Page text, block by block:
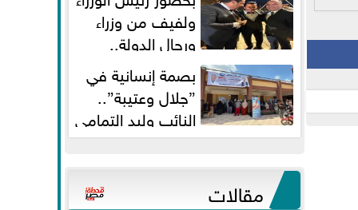
ولفيف من وزراء
ورجال الدولة..
النائبان وليد التمامي ومحمد...
بصمة إنسانية في
”جلال وعتيبة”..
النائب وليد التمامي
والبروفيسور جمال شيحة يداويان...
مقالات